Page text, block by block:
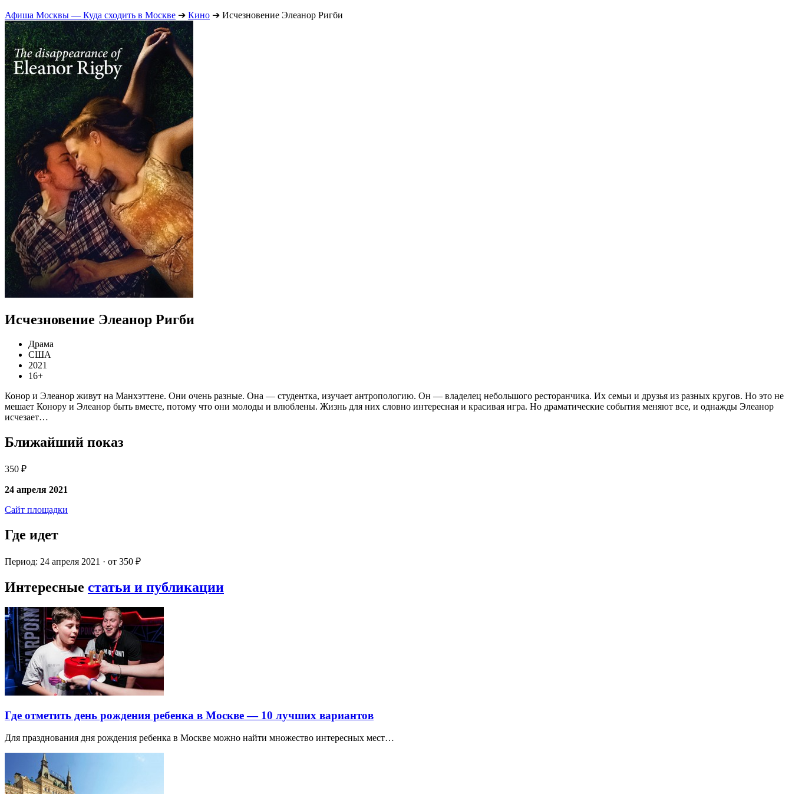
Афиша Москвы — Куда сходить в Москве ➔ Кино ➔ Исчезновение Элеанор Ригби
Исчезновение Элеанор Ригби
Драма
США
2021
16+
Конор и Элеанор живут на Манхэттене. Они очень разные. Она — студентка, изучает антропологию. Он — владелец небольшого ресторанчика. Их семьи и друзья из разных кругов. Но это не
мешает Конору и Элеанор быть вместе, потому что они молоды и влюблены. Жизнь для них словно интересная и красивая игра. Но драматические события меняют все, и однажды Элеанор
исчезает…
Ближайший показ
350 ₽
24 апреля 2021
Сайт площадки
Где идет
Период: 24 апреля 2021 · от 350 ₽
Интересные статьи и публикации
Где отметить день рождения ребенка в Москве — 10 лучших вариантов
Для празднования дня рождения ребенка в Москве можно найти множество интересных мест…